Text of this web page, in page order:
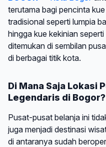
terutama bagi pencinta
tradisional seperti lumpia
hingga kue kekinian
ditemukan di sembilan
di berbagai titik kota.
Di Mana Saja Lokasi
Legendaris di Bogor?
Pusat-pusat belanja ini
juga menjadi destinasi
di antaranya sudah